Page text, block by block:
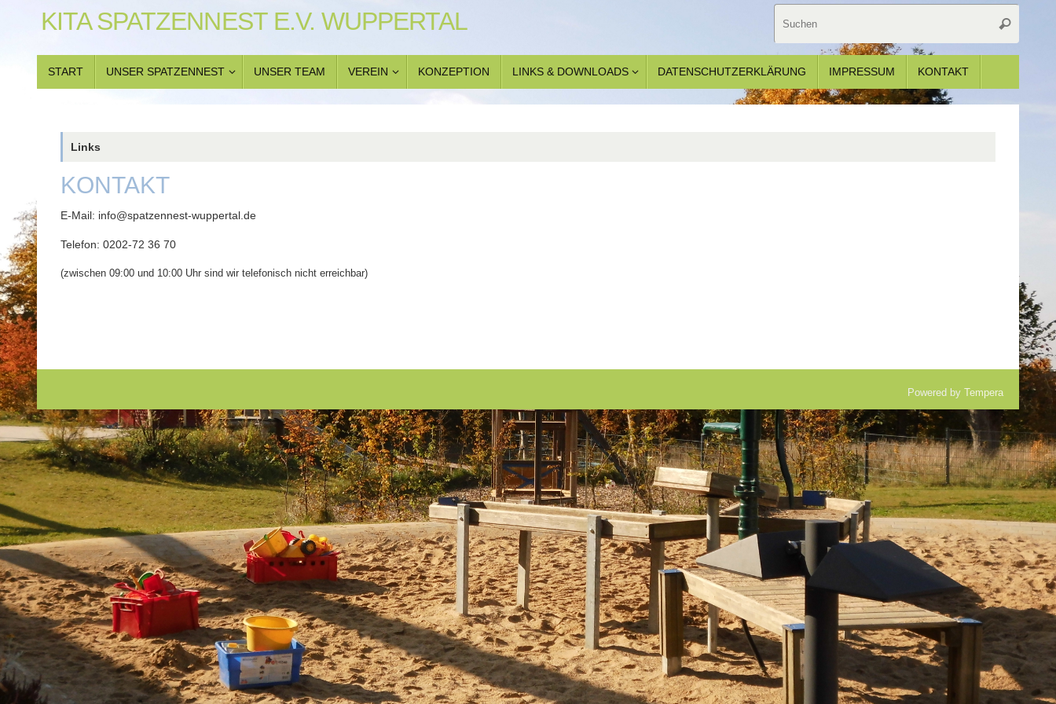
KITA SPATZENNEST E.V. WUPPERTAL Suchen
INHALT
START UNSER SPATZENNEST UNSER TEAM VEREIN KONZEPTION LINKS & DOWNLOADS DATENSCHUTZERKLÄRUNG IMPRESSUM KONTAKT
Links
KONTAKT
E-Mail: info@spatzennest-wuppertal.de
Telefon: 0202-72 36 70
(zwischen 09:00 und 10:00 Uhr sind wir telefonisch nicht erreichbar)
Powered by Tempera